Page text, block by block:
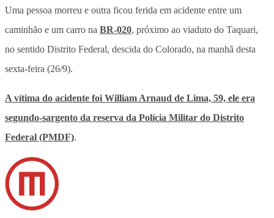
Uma pessoa morreu e outra ficou ferida em acidente entre um
caminhão e um carro na BR-020, próximo ao viaduto do Taquari,
no sentido Distrito Federal, descida do Colorado, na manhã desta
sexta-feira (26/9).
A vítima do acidente foi William Arnaud de Lima, 59, ele era
segundo-sargento da reserva da Polícia Militar do Distrito
Federal (PMDF).